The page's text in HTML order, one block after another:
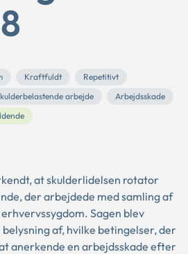
Kraftfuldt
Repetitivt
arbejde
Arbejdsskade
at skulderlidelsen rotator
der arbejdede med samling af
Sagen blev
af, hvilke betingelser, der
anerkende en arbejdsskade efter